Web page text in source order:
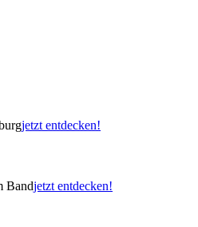
jetzt entdecken!
Bandjetzt entdecken!